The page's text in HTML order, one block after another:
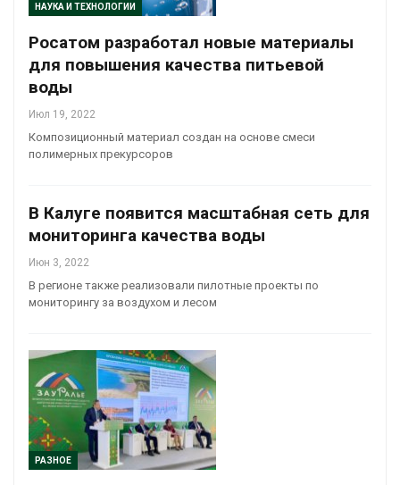
НАУКА И ТЕХНОЛОГИИ
Росатом разработал новые материалы
для повышения качества питьевой
воды
Июл 19, 2022
Композиционный материал создан на основе смеси
полимерных прекурсоров
В Калуге появится масштабная сеть для
мониторинга качества воды
Июн 3, 2022
В регионе также реализовали пилотные проекты по
мониторингу за воздухом и лесом
РАЗНОЕ